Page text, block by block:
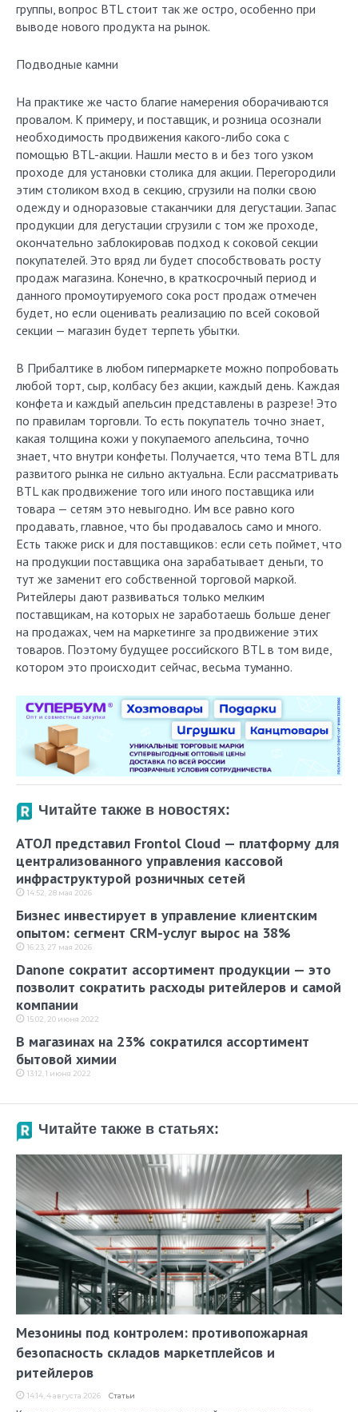
группы, вопрос BTL стоит так же остро, особенно при
выводе нового продукта на рынок.
Подводные камни
На практике же часто благие намерения оборачиваются
провалом. К примеру, и поставщик, и розница осознали
необходимость продвижения какого-либо сока с
помощью BTL-акции. Нашли место в и без того узком
проходе для установки столика для акции. Перегородили
этим столиком вход в секцию, сгрузили на полки свою
одежду и одноразовые стаканчики для дегустации. Запас
продукции для дегустации сгрузили с том же проходе,
окончательно заблокировав подход к соковой секции
покупателей. Это вряд ли будет способствовать росту
продаж магазина. Конечно, в краткосрочный период и
данного промоутируемого сока рост продаж отмечен
будет, но если оценивать реализацию по всей соковой
секции — магазин будет терпеть убытки.
В Прибалтике в любом гипермаркете можно попробовать
любой торт, сыр, колбасу без акции, каждый день. Каждая
конфета и каждый апельсин представлены в разрезе! Это
по правилам торговли. То есть покупатель точно знает,
какая толщина кожи у покупаемого апельсина, точно
знает, что внутри конфеты. Получается, что тема BTL для
развитого рынка не сильно актуальна. Если рассматривать
BTL как продвижение того или иного поставщика или
товара — сетям это невыгодно. Им все равно кого
продавать, главное, что бы продавалось само и много.
Есть также риск и для поставщиков: если сеть поймет, что
на продукции поставщика она зарабатывает деньги, то
тут же заменит его собственной торговой маркой.
Ритейлеры дают развиваться только мелким
поставщикам, на которых не заработаешь больше денег
на продажах, чем на маркетинге за продвижение этих
товаров. Поэтому будущее российского BTL в том виде,
котором это происходит сейчас, весьма туманно.
Читайте также в новостях:
АТОЛ представил Frontol Cloud — платформу для
централизованного управления кассовой
инфраструктурой розничных сетей
14:52, 28 мая 2026
Бизнес инвестирует в управление клиентским
опытом: сегмент CRM-услуг вырос на 38%
16:23, 27 мая 2026
Danone сократит ассортимент продукции — это
позволит сократить расходы ритейлеров и самой
компании
15:02, 20 июня 2022
В магазинах на 23% сократился ассортимент
бытовой химии
13:12, 1 июня 2022
Читайте также в статьях:
Мезонины под контролем: противопожарная
безопасность складов маркетплейсов и
ритейлеров
14:14, 4 августа 2026 Статьи